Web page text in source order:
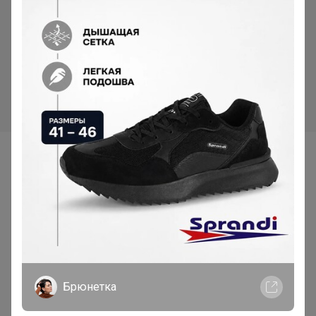
46,44р
Семена огурца «Герман», F1,
8 шт., «Евросемена»
Самые желанные
Брюнетка